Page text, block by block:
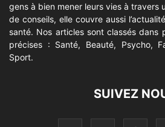
gens à bien mener leurs vies à travers
de conseils, elle couvre aussi
santé. Nos articles sont classés dans
précises : Santé, Beauté, Psycho,
Sport.
SUIVEZ